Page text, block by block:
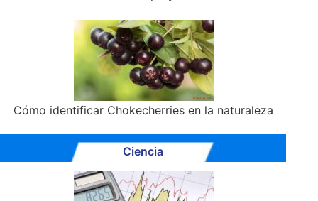
Cómo identificar Chokecherries en la naturaleza
Ciencia